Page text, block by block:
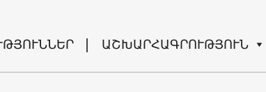
ԱՇԽԱՐՀԱԳՐՈՒԹՅՈՒՆ